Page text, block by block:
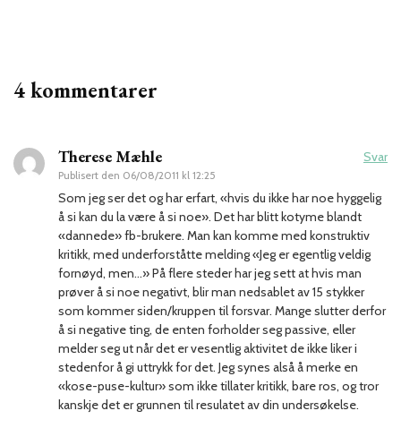
4 kommentarer
Therese Mæhle
Publisert den 06/08/2011 kl 12:25
Svar
Som jeg ser det og har erfart, «hvis du ikke har noe hyggelig
å si kan du la være å si noe». Det har blitt kotyme blandt
«dannede» fb-brukere. Man kan komme med konstruktiv
kritikk, med underforståtte melding «Jeg er egentlig veldig
fornøyd, men…» På flere steder har jeg sett at hvis man
prøver å si noe negativt, blir man nedsablet av 15 stykker
som kommer siden/kruppen til forsvar. Mange slutter derfor
å si negative ting, de enten forholder seg passive, eller
melder seg ut når det er vesentlig aktivitet de ikke liker i
stedenfor å gi uttrykk for det. Jeg synes alså å merke en
«kose-puse-kultur» som ikke tillater kritikk, bare ros, og tror
kanskje det er grunnen til resulatet av din undersøkelse.